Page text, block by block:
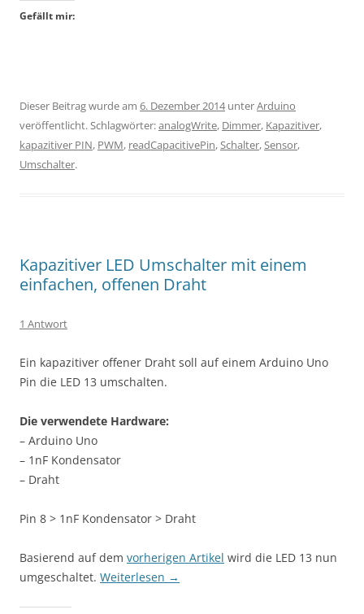
Gefällt mir:
Dieser Beitrag wurde am 6. Dezember 2014unterArduino
veröffentlicht. Schlagwörter:analogWrite, Dimmer, Kapazitiver,
kapazitiver PIN, PWM, readCapacitivePin,Schalter,Sensor,
Umschalter.
Kapazitiver LED Umschalter mit einem
einfachen, offenen Draht
1 Antwort
Ein kapazitiver offener Draht soll auf einem Arduino Uno
Pin die LED 13 umschalten.
Die verwendete Hardware:
– Arduino Uno
– 1nF Kondensator
– Draht
Pin 8 > 1nF Kondensator > Draht
Basierend auf dem vorherigen Artikel wird die LED 13 nun
umgeschaltet. Weiterlesen →